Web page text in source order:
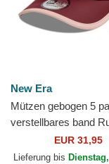
New Era
Mützen gebogen 5
verstellbares band
Colour Block von
EUR 31,95
Lieferung bis